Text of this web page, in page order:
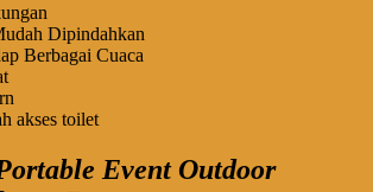
Dipindahkan
Berbagai Cuaca
akses toilet
Event Outdoor